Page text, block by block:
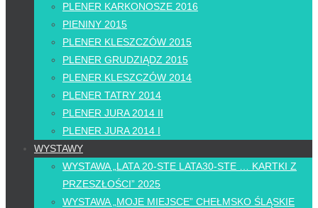
PLENER KARKONOSZE 2016
PIENINY 2015
PLENER KLESZCZÓW 2015
PLENER GRUDZIĄDZ 2015
PLENER KLESZCZÓW 2014
PLENER TATRY 2014
PLENER JURA 2014 II
PLENER JURA 2014 I
WYSTAWY
WYSTAWA „LATA 20-STE LATA30-STE … KARTKI Z
PRZESZŁOŚCI” 2025
WYSTAWA „MOJE MIEJSCE” CHEŁMSKO ŚLĄSKIE